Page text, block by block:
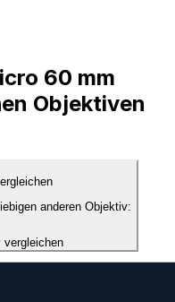
60 mm
Objektiven
anderen Objektiv:
vergleichen